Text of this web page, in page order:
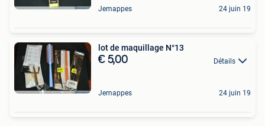
Jemappes 24 juin 19
lot de maquillage N°13
€ 5,00 Détails
Jemappes 24 juin 19